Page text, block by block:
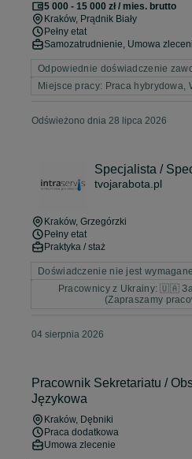
5 000 - 15 000 zł / mies. brutto
Kraków, Prądnik Biały
Pełny etat
Samozatrudnienie, Umowa
Odpowiednie doświadczenie
Miejsce pracy: Praca hybrydowa,
Odświeżono dnia 28 lipca 2026
Specjalista /
tvojarabota.pl
Kraków, Grzegórzki
Pełny etat
Praktyka / staż
Doświadczenie nie jest wymagane
Pracownicy z Ukrainy: 🇺🇦
(Zapraszamy
04 sierpnia 2026
Pracownik Sekretariatu /
Językowa
Kraków, Dębniki
Praca dodatkowa
Umowa zlecenie